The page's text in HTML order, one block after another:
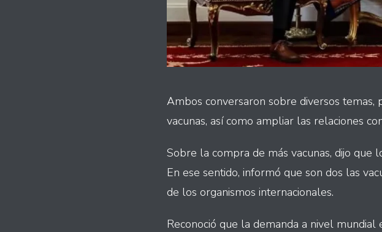
Ambos conversaron sobre diversos temas,
vacunas, así como ampliar las relaciones
Sobre la compra de más vacunas, dijo que
En ese sentido, informó que son dos las
de los organismos internacionales.
Reconoció que la demanda a nivel